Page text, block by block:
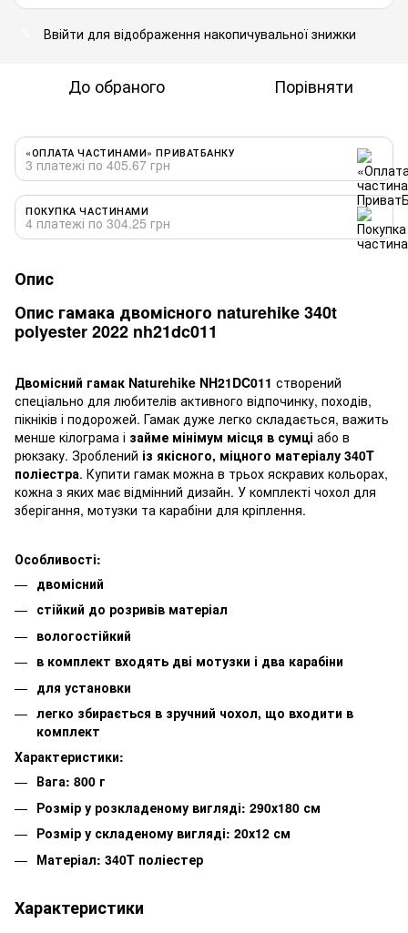
Ввійти для відображення накопичувальної знижки
До обраного Порівняти
«ОПЛАТА ЧАСТИНАМИ» ПРИВАТБАНКУ
3 платежі по 405.67 грн
ПОКУПКА ЧАСТИНАМИ
4 платежі по 304.25 грн
Опис
Опис гамака двомісного naturehike 340t
polyester 2022 nh21dc011
Двомісний гамак Naturehike NH21DC011 створений
спеціально для любителів активного відпочинку, походів,
пікніків і подорожей. Гамак дуже легко складається, важить
менше кілограма і займе мінімум місця в сумці або в
рюкзаку. Зроблений із якісного, міцного матеріалу 340T
поліестра. Купити гамак можна в трьох яскравих кольорах,
кожна з яких має відмінний дизайн. У комплекті чохол для
зберігання, мотузки та карабіни для кріплення.
Особливості:
двомісний
стійкий до розривів матеріал
вологостійкий
в комплект входять дві мотузки і два карабіни
для установки
легко збирається в зручний чохол, що входити в
комплект
Характеристики:
Вага: 800 г
Розмір у розкладеному вигляді: 290х180 см
Розмір у складеному вигляді: 20х12 см
Матеріал: 340T поліестер
Характеристики